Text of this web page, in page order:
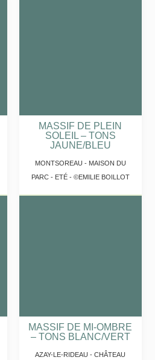
MASSIF DE PLEIN
SOLEIL – TONS
JAUNE/BLEU
MONTSOREAU - MAISON DU
PARC - ETÉ - ©EMILIE BOILLOT
MASSIF DE MI-OMBRE
– TONS BLANC/VERT
AZAY-LE-RIDEAU - CHÂTEAU